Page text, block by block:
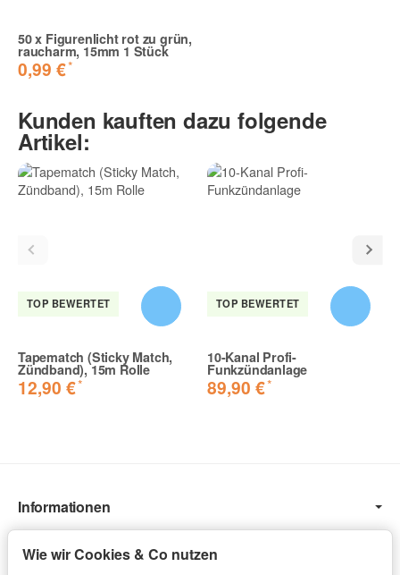
Ließ sich gut starten, Brenndauer kommt ebenso hin - der
Effekt ist okay, Preis-Leistung stimmt auf jeden Fall.
Gutes Mengenprodukt.
Super!
Wie erwartet tolle Qualität. Lässt sich super abbrennen!
Tut was es soll. der Preis stimmt auch.
Wie immer bin ich sehr zufrieden mit Profipyro, Waren wie
beschrieben in bester Qualität und Blitzversand! 1A TOP
50x Figurenlicht rot zu grün,
raucharm, 15mm 1 Stück
0,99 €*
Kunden kauften dazu folgende
Artikel:
TOP BEWERTET
Tapematch (Sticky Match,
Zündband), 15m Rolle
12,90 €*
TOP BEWERTET
10-Kanal Profi-
Funkzündanlage
89,90 €*
Informationen
Gesetzliche Informationen
Wie wir Cookies & Co nutzen